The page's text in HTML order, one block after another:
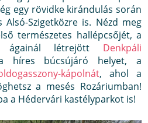
egy rövidke kirándulás során
Szigetközre is. Nézd meg
természetes hallépcsőjét, a
ágainál létrejött Denkpáli
híres búcsújáró helyet, a
kápolnát, ahol a
a mesés Rozáriumban!
a Hédervári kastélyparkot is!